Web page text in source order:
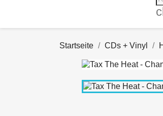
Startseite CDs + Vinyl